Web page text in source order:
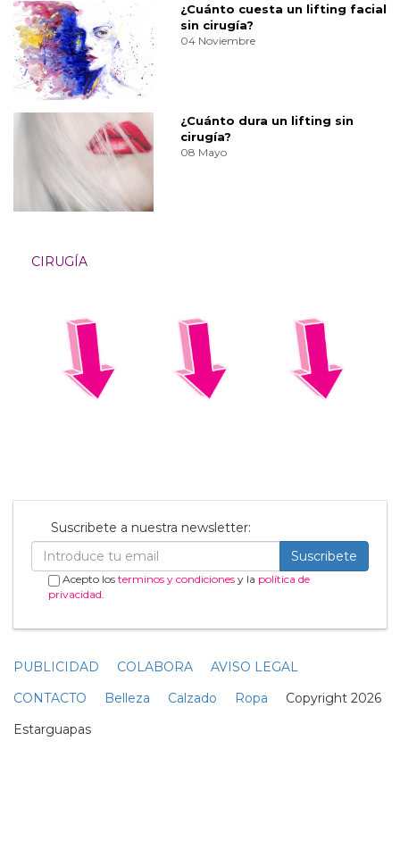
¿Cuánto cuesta un lifting facial
sin cirugía?
04 Noviembre
¿Cuánto dura un lifting sin
cirugía?
08 Mayo
CIRUGÍA
Suscribete a nuestra newsletter:
Suscribete
Acepto los terminos y condicionesy la política de
privacidad
PUBLICIDAD COLABORA
AVISO LEGAL
CONTACTO
Belleza Calzado Ropa Copyright 2026
Estarguapas